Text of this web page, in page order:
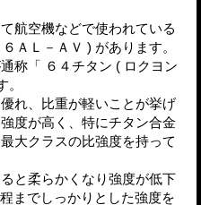
航空機などで使われている
ＡＬ－ＡＶ ) があります。
称「 ６４チタン ( ロクヨン
れ、比重が軽いことが挙げ
度が高く、特にチタン合金
大クラスの比強度を持って
と柔らかくなり強度が低下
までしっかりとした強度を